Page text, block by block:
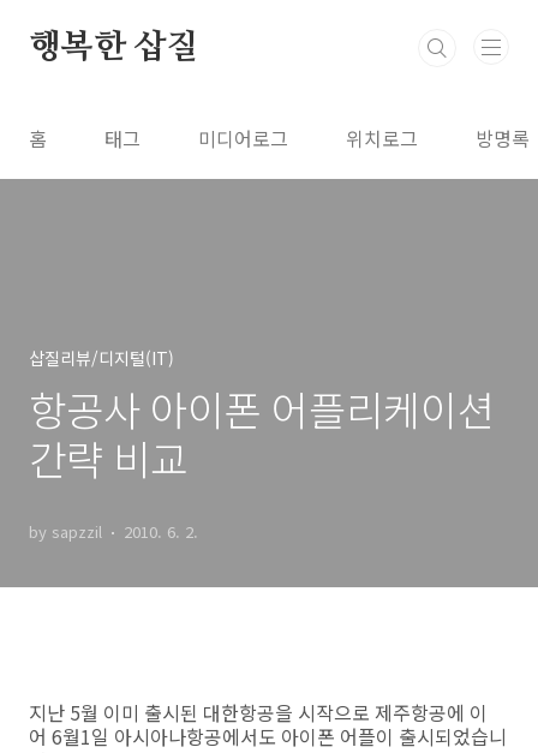
행복한 삽질
홈 태그 미디어로그 위치로그 방명록
삽질리뷰/디지털(IT)
항공사 아이폰 어플리케이션
간략 비교
by sapzzil 2010. 6. 2.
지난 5월 이미 출시된 대한항공을 시작으로 제주항공에 이
어 6월1일 아시아나항공에서도 아이폰 어플이 출시되었습니